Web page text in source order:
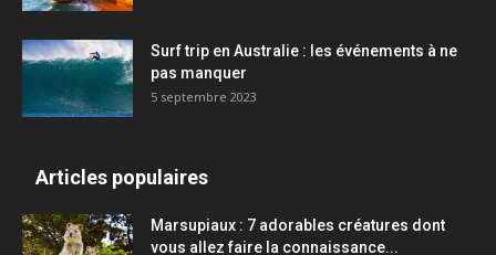
Surf trip en Australie : les événements à ne
pas manquer
5 septembre 2023
Articles populaires
Marsupiaux : 7 adorables créatures dont
vous allez faire la connaissance...